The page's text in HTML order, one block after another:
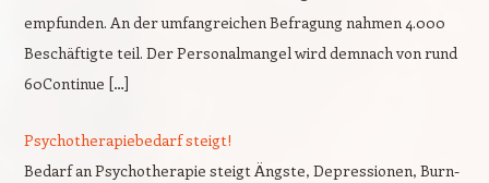
empfunden. An der umfangreichen Befragung nahmen 4.000
Beschäftigte teil. Der Personalmangel wird demnach von rund
60Continue […]
Psychotherapiebedarf steigt!
Bedarf an Psychotherapie steigt Ängste, Depressionen, Burn-